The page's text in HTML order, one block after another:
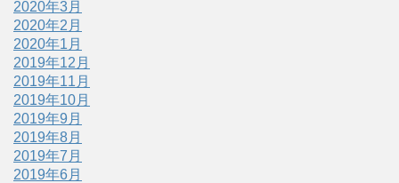
2020年3月
2020年2月
2020年1月
2019年12月
2019年11月
2019年10月
2019年9月
2019年8月
2019年7月
2019年6月